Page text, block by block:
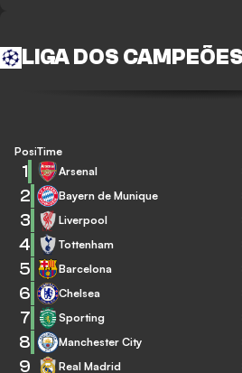
LIGA DOS CAMPEÕES
Posição
Time
1 Arsenal
2 Bayern de Munique
3 Liverpool
4 Tottenham
5 Barcelona
6 Chelsea
7 Sporting
8 Manchester City
9 Real Madrid